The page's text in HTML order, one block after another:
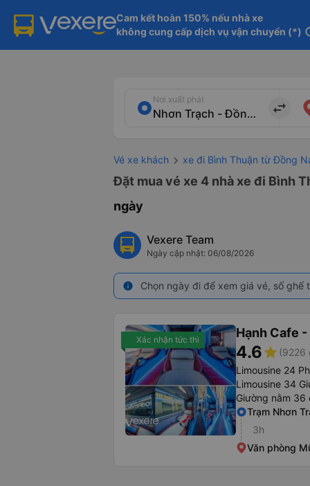
Cam kết hoàn 150% nếu nhà xe
không cung cấp dịch vụ vận chuyển (*)
Nơi xuất phát
import_export
Vé xe khách xe đi Bình Thuận từ Đồng
Đặt mua vé xe 4 nhà xe đi Bình
ngày
Vexere Team
Ngày cập nhật: 06/08/2026
info Chọn ngày đi để xem giá vé, số
Xác nhận tức thì Hạnh Cafe
4.6star (9226
Limousine 24
Limousine 34
Giường nằm 36
Trạm Nhơn
3h
Văn phòng